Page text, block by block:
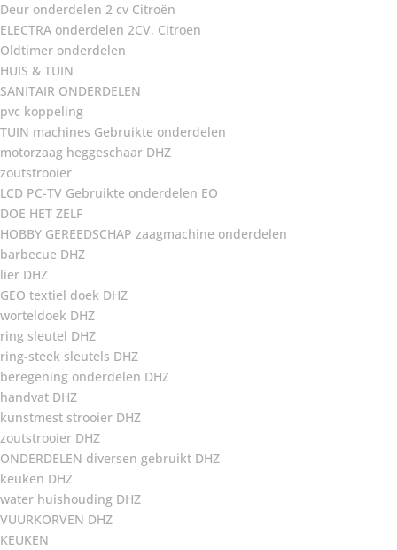
Deur onderdelen 2 cv Citroën
ELECTRA onderdelen 2CV, Citroen
Oldtimer onderdelen
HUIS & TUIN
SANITAIR ONDERDELEN
pvc koppeling
TUIN machines Gebruikte onderdelen
motorzaag heggeschaar DHZ
zoutstrooier
LCD PC-TV Gebruikte onderdelen EO
DOE HET ZELF
HOBBY GEREEDSCHAP zaagmachine onderdelen
barbecue DHZ
lier DHZ
GEO textiel doek DHZ
worteldoek DHZ
ring sleutel DHZ
ring-steek sleutels DHZ
beregening onderdelen DHZ
handvat DHZ
kunstmest strooier DHZ
zoutstrooier DHZ
ONDERDELEN diversen gebruikt DHZ
keuken DHZ
water huishouding DHZ
VUURKORVEN DHZ
KEUKEN